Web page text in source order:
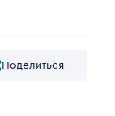
Поделиться